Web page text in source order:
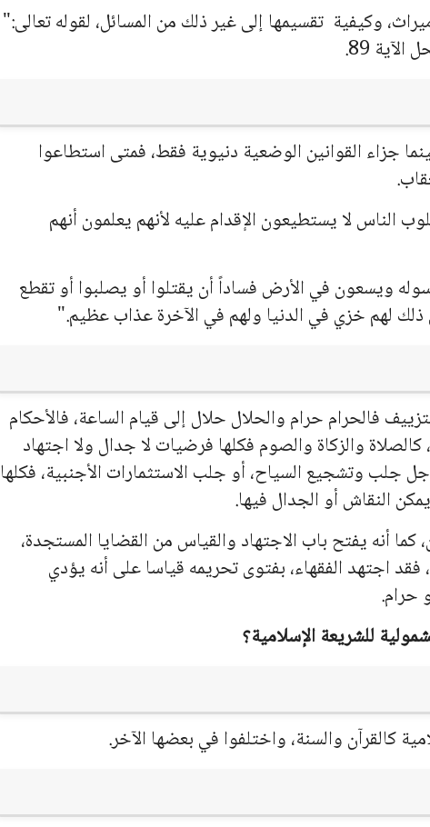
وكيفية تقسيمها إلى غير ذلك من المسائل، لقوله تعالى:"
89.
جزاء القوانين الوضعية دنيوية فقط، فمتى استطاعوا
الناس لا يستطيعون الإقدام عليه لأنهم يعلمون أنهم
ويسعون في الأرض فساداً أن يقتلوا أو يصلبوا أو تقطع
لهم خزي في الدنيا ولهم في الآخرة عذاب عظيم."
فالحرام حرام والحلال حلال إلى قيام الساعة، فالأحكام
كالصلاة والزكاة والصوم فكلها فرضيات لا جدال ولا اجتهاد
جلب وتشجيع السياح، أو جلب الاستثمارات الأجنبية، فكلها
النقاش أو الجدال فيها.
أنه يفتح باب الاجتهاد والقياس من القضايا المستجدة،
اجتهد الفقهاء، بفتوى تحريمه قياسا على أنه يؤدي
حرام.
كالقرآن والسنة، واختلفوا في بعضها الآخر.